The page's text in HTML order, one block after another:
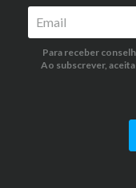
Para receber
Ao subscrever, aceita